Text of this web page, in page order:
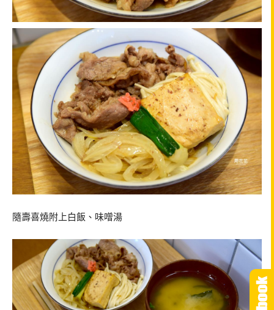
隨壽喜燒附上白飯、味噌湯